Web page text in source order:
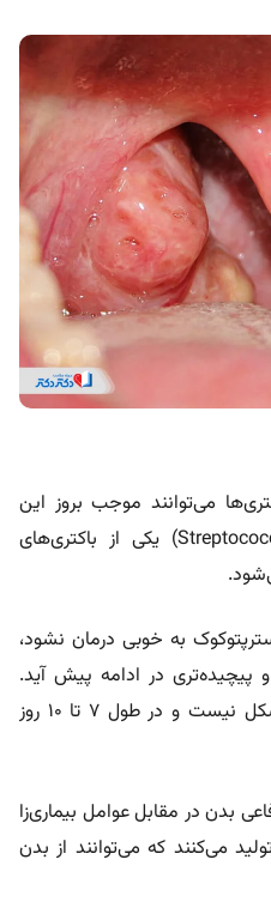
می‌توانند موجب بروز این
بیماری شوند. استرپتوکوک (Streptococcal)‌ یکی از باکتری‌های
به‌ خوبی درمان نشود،
در ادامه پیش آید.
تشخیص ورم در لوزه آنچنان مشکل نیست و در طول ۷ تا ۱۰ روز
بدن در مقابل عوامل بیماری‌زا
می‌کنند که می‌توانند از بدن